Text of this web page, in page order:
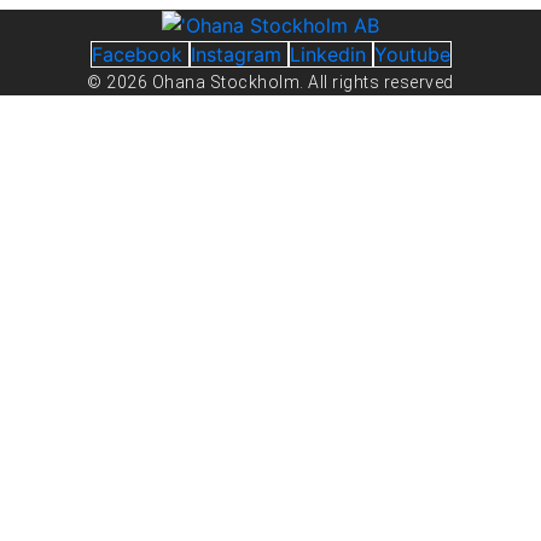
Facebook Instagram Linkedin Youtube
© 2026 Ohana Stockholm. All rights reserved